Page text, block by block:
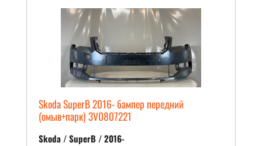
Skoda SuperB 2016- бампер передний
(омыв+парк) 3V0807221
Skoda / SuperB / 2016-